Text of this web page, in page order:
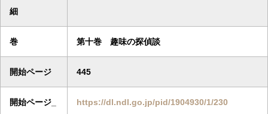
細
巻 第十巻 趣味の探偵談
開始ページ 445
開始ページ_
https://dl.ndl.go.jp/pid/1904930/1/230